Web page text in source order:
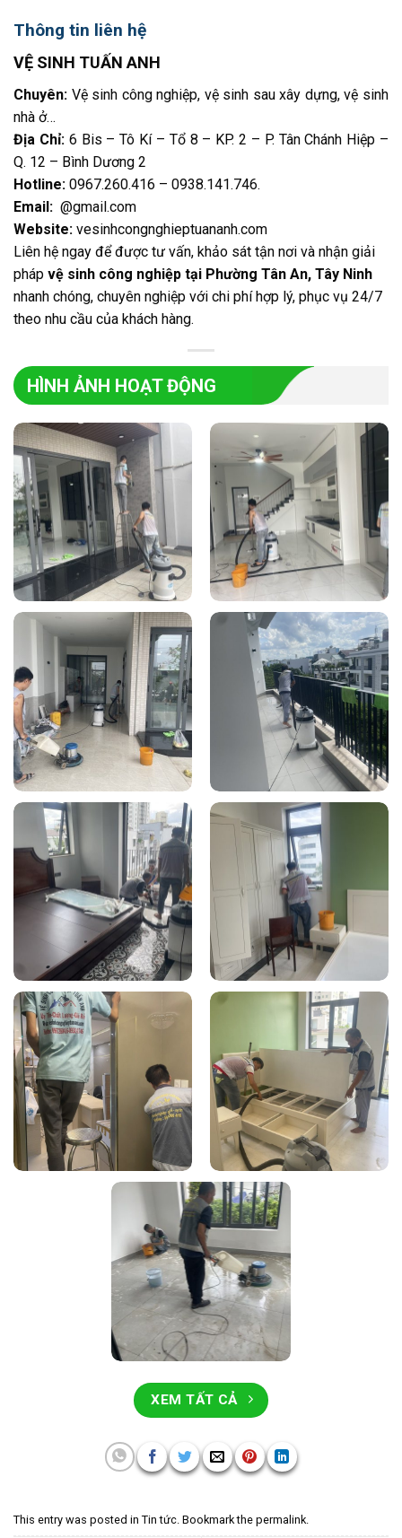
Thông tin liên hệ
VỆ SINH TUẤN ANH
Chuyên: Vệ sinh công nghiệp, vệ sinh sau xây dựng, vệ sinh
nhà ở…
Địa Chỉ:6 Bis – Tô Kí – Tổ 8 – KP. 2 – P. Tân Chánh Hiệp –
Q. 12 – Bình Dương 2
Hotline: 0967.260.416 – 0938.141.746.
Email: @gmail.com
Website: vesinhcongnghieptuananh.com
Liên hệ ngay để được tư vấn, khảo sát tận nơi và nhận giải
pháp vệ sinh công nghiệp tại Phường Tân An, Tây Ninh
nhanh chóng, chuyên nghiệp với chi phí hợp lý, phục vụ 24/7
theo nhu cầu của khách hàng.
HÌNH ẢNH HOẠT ĐỘNG
XEM TẤT CẢ
This entry was posted in Tin tức . Bookmark the permalink